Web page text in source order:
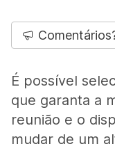
É possível
que garanta a
reunião e o
mudar de um